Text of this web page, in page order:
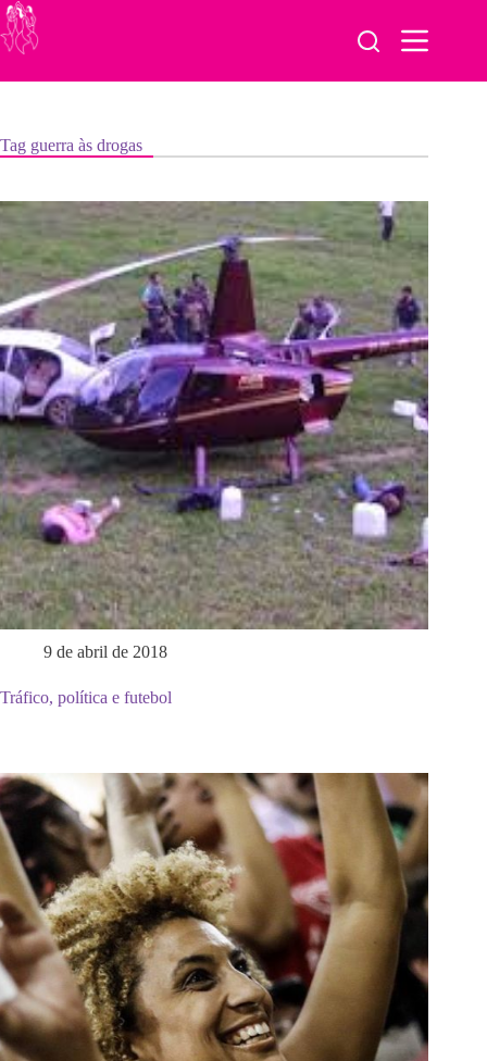
Pular
para
o
Tag guerra às drogas
9 de abril de 2018
Tráfico, política e futebol